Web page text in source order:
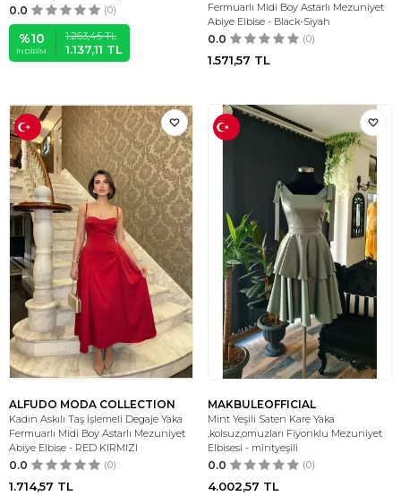
0.0 (0)
%10
İNDIRIM
1.263,45TL
1.137,11 TL
Fermuarlı Midi Boy Astarlı Mezuniyet
Abiye Elbise - Black-Siyah
0.0 (0)
1.571,57 TL
ALFUDO MODA COLLECTION
Kadın Askılı Taş İşlemeli Degaje Yaka
Fermuarlı Midi Boy Astarlı Mezuniyet
Abiye Elbise - RED KIRMIZI
0.0 (0)
1.714,57 TL
MAKBULEOFFICIAL
Mint Yeşili Saten Kare Yaka
,kolsuz,omuzları Fiyonklu Mezuniyet
Elbisesi - mintyeşili
0.0 (0)
4.002,57 TL